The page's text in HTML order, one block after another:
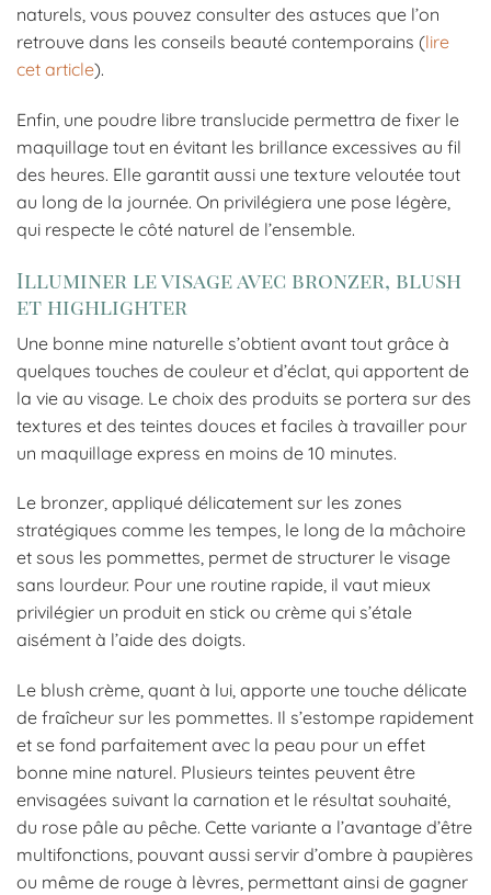
naturels, vous pouvez consulter des astuces que l’on
retrouve dans les conseils beauté contemporains (lire
cet article).
Enfin, une poudre libre translucide permettra de fixer le
maquillage tout en évitant les brillance excessives au fil
des heures. Elle garantit aussi une texture veloutée tout
au long de la journée. On privilégiera une pose légère,
qui respecte le côté naturel de l’ensemble.
Illuminer le visage avec bronzer, blush
et highlighter
Une bonne mine naturelle s’obtient avant tout grâce à
quelques touches de couleur et d’éclat, qui apportent de
la vie au visage. Le choix des produits se portera sur des
textures et des teintes douces et faciles à travailler pour
un maquillage express en moins de 10 minutes.
Le bronzer, appliqué délicatement sur les zones
stratégiques comme les tempes, le long de la mâchoire
et sous les pommettes, permet de structurer le visage
sans lourdeur. Pour une routine rapide, il vaut mieux
privilégier un produit en stick ou crème qui s’étale
aisément à l’aide des doigts.
Le blush crème, quant à lui, apporte une touche délicate
de fraîcheur sur les pommettes. Il s’estompe rapidement
et se fond parfaitement avec la peau pour un effet
bonne mine naturel. Plusieurs teintes peuvent être
envisagées suivant la carnation et le résultat souhaité,
du rose pâle au pêche. Cette variante a l’avantage d’être
multifonctions, pouvant aussi servir d’ombre à paupières
ou même de rouge à lèvres, permettant ainsi de gagner